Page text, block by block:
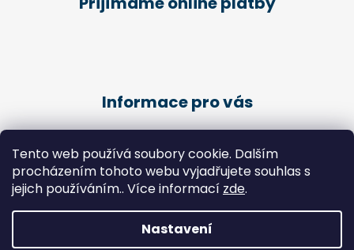
Tento web používá soubory cookie. Dalším
procházením tohoto webu vyjadřujete souhlas s
jejich používáním.. Více informací zde.
Nastavení
Informace pro vás
Podmínky ochrany osobních údajů
Kariéra
Péče o klienty - Pedikúra